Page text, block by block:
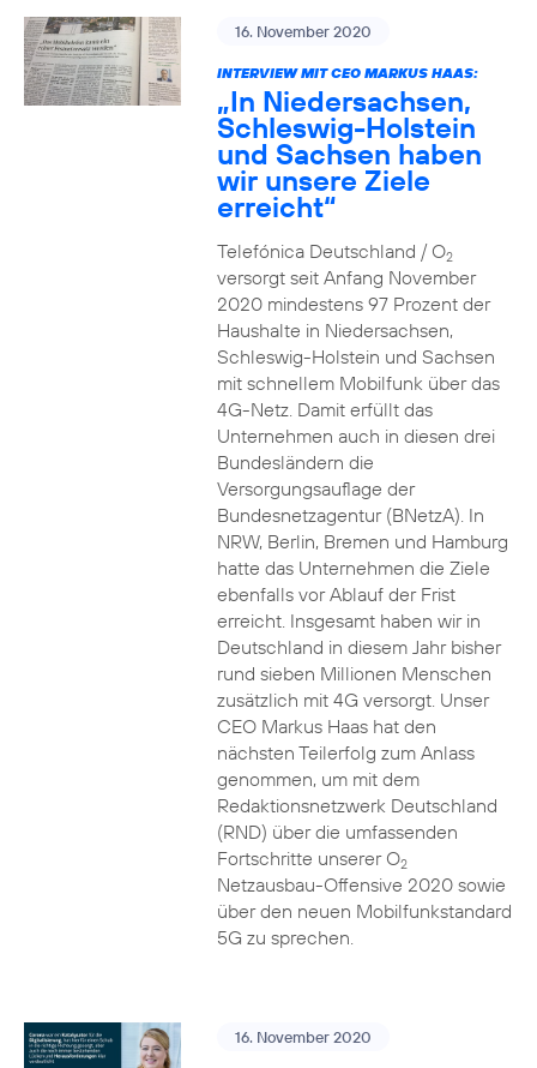
16. November 2020
INTERVIEW MIT CEO MARKUS HAAS:
„In Niedersachsen,
Schleswig-Holstein
und Sachsen haben
wir unsere Ziele
erreicht“
Telefónica Deutschland / O2
versorgt seit Anfang November
2020 mindestens 97 Prozent der
Haushalte in Niedersachsen,
Schleswig-Holstein und Sachsen
mit schnellem Mobilfunk über das
4G-Netz. Damit erfüllt das
Unternehmen auch in diesen drei
Bundesländern die
Versorgungsauflage der
Bundesnetzagentur (BNetzA). In
NRW, Berlin, Bremen und Hamburg
hatte das Unternehmen die Ziele
ebenfalls vor Ablauf der Frist
erreicht. Insgesamt haben wir in
Deutschland in diesem Jahr bisher
rund sieben Millionen Menschen
zusätzlich mit 4G versorgt. Unser
CEO Markus Haas hat den
nächsten Teilerfolg zum Anlass
genommen, um mit dem
Redaktionsnetzwerk Deutschland
(RND) über die umfassenden
Fortschritte unserer O2
Netzausbau-Offensive 2020 sowie
über den neuen Mobilfunkstandard
5G zu sprechen.
16. November 2020